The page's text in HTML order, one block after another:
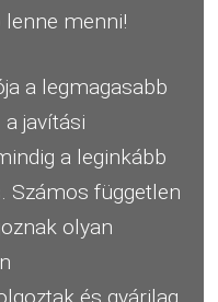
menni!
a legmagasabb
javítási
a leginkább
Számos független
olyan